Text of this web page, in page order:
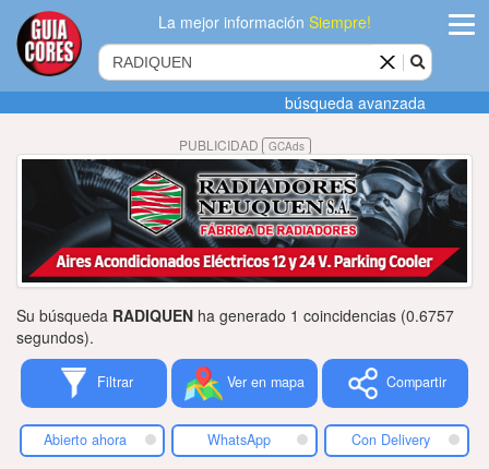
La mejor informaciónSiempre!
Agregar
empresa
Actualizar
Publicidad
Tiendacores
Contactenos
búsqueda avanzada
PUBLICIDAD GCAds
Su búsqueda RADIQUEN ha generado 1 coincidencias (0.6757
segundos).
Filtrar Ver en mapa Compartir
Abierto ahora WhatsApp Con Delivery